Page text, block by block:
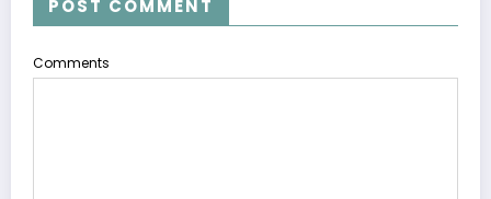
POST COMMENT
Comments